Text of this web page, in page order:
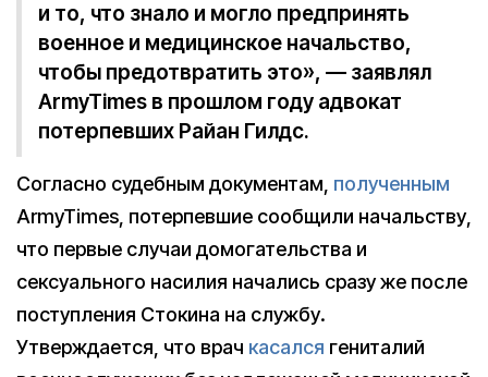
и то, что знало и могло предпринять
военное и медицинское начальство,
чтобы предотвратить это», — заявлял
ArmyTimes в прошлом году адвокат
потерпевших Райан Гилдс.
Согласно судебным документам, полученным
ArmyTimes, потерпевшие сообщили начальству,
что первые случаи домогательства и
сексуального насилия начались сразу же после
поступления Стокина на службу.
Утверждается, что врач касался гениталий